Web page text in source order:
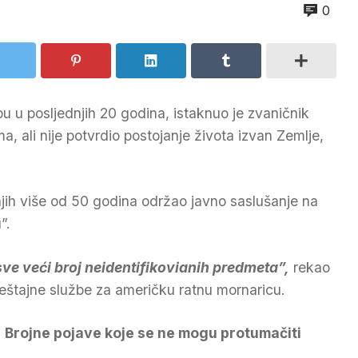
0
u posljednjih 20 godina, istaknuo je zvaničnik
ali nije potvrdio postojanje života izvan Zemlje,
više od 50 godina održao javno saslušanje na
veći broj neidentifikovianih predmeta”, rekao
službe za američku ratnu mornaricu.
Brojne pojave koje se ne mogu protumačiti